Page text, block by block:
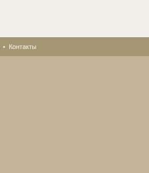
• Контакты